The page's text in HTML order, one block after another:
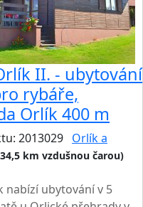
II. - ubytování
rybáře,
Orlík 400 m
2013029 Orlík a
km vzdušnou čarou)
nabízí ubytování v 5